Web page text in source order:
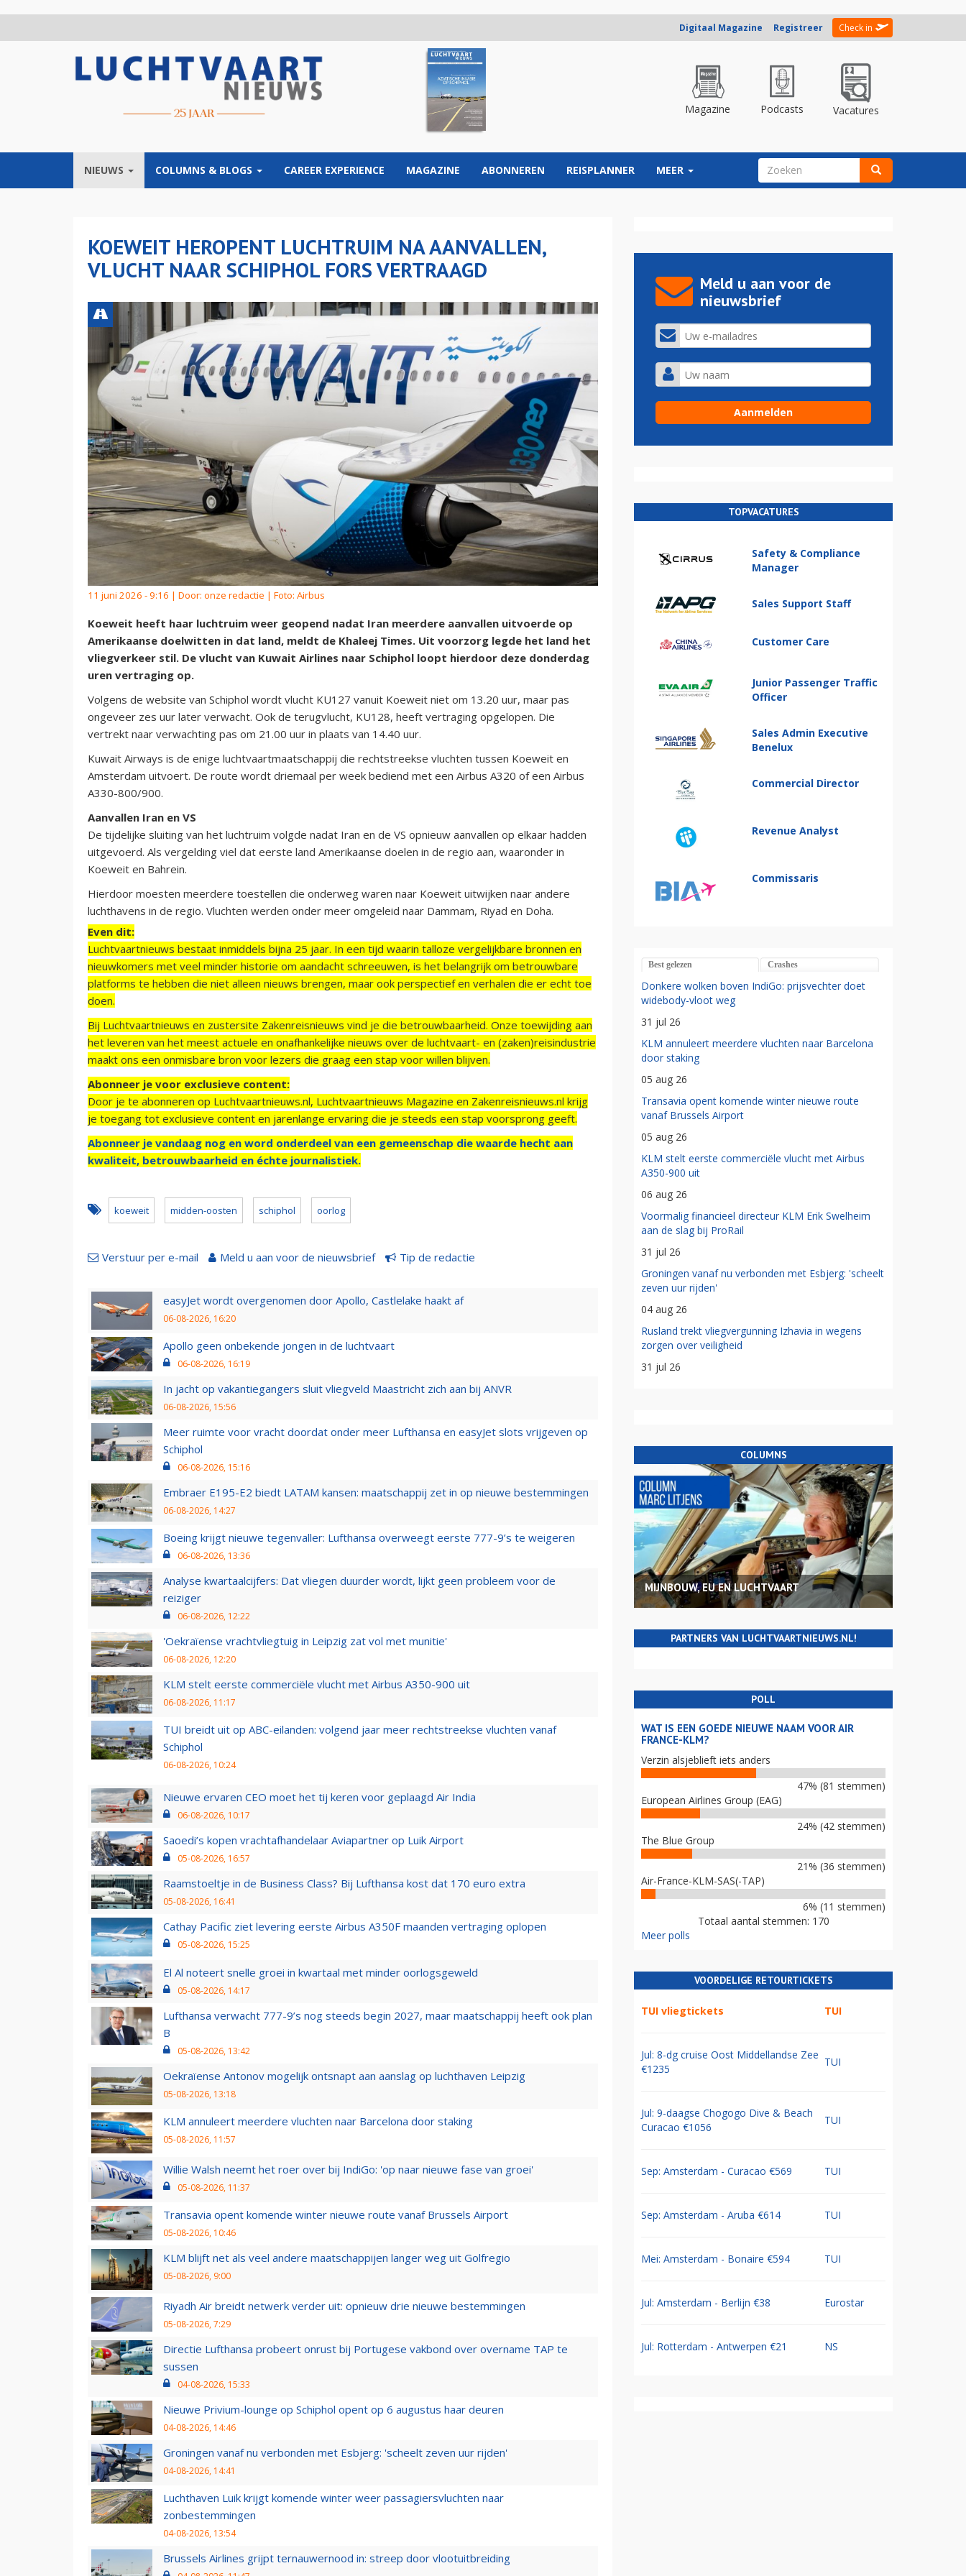
Digitaal Magazine Registreer Check in
Magazine Podcasts Vacatures
NIEUWS COLUMNS & BLOGS CAREER EXPERIENCE MAGAZINE ABONNEREN REISPLANNER MEER ZOEKVELD
KOEWEIT HEROPENT LUCHTRUIM NA AANVALLEN,
VLUCHT NAAR SCHIPHOL FORS VERTRAAGD
11 juni 2026 - 9:16 | Door: onze redactie | Foto: Airbus
Koeweit heeft haar luchtruim weer geopend nadat Iran meerdere aanvallen uitvoerde op
Amerikaanse doelwitten in dat land, meldt de Khaleej Times. Uit voorzorg legde het land het
vliegverkeer stil. De vlucht van Kuwait Airlines naar Schiphol loopt hierdoor deze donderdag
uren vertraging op.
Volgens de website van Schiphol wordt vlucht KU127 vanuit Koeweit niet om 13.20 uur, maar pas
ongeveer zes uur later verwacht. Ook de terugvlucht, KU128, heeft vertraging opgelopen. Die
vertrekt naar verwachting pas om 21.00 uur in plaats van 14.40 uur.
Kuwait Airways is de enige luchtvaartmaatschappij die rechtstreekse vluchten tussen Koeweit en
Amsterdam uitvoert. De route wordt driemaal per week bediend met een Airbus A320 of een Airbus
A330-800/900.
Aanvallen Iran en VS
De tijdelijke sluiting van het luchtruim volgde nadat Iran en de VS opnieuw aanvallen op elkaar hadden
uitgevoerd. Als vergelding viel dat eerste land Amerikaanse doelen in de regio aan, waaronder in
Koeweit en Bahrein.
Hierdoor moesten meerdere toestellen die onderweg waren naar Koeweit uitwijken naar andere
luchthavens in de regio. Vluchten werden onder meer omgeleid naar Dammam, Riyad en Doha.
Even dit:
Luchtvaartnieuws bestaat inmiddels bijna 25 jaar. In een tijd waarin talloze vergelijkbare bronnen en
nieuwkomers met veel minder historie om aandacht schreeuwen, is het belangrijk om betrouwbare
platforms te hebben die niet alleen nieuws brengen, maar ook perspectief en verhalen die er echt toe
doen.
Bij Luchtvaartnieuws en zustersite Zakenreisnieuws vind je die betrouwbaarheid. Onze toewijding aan
het leveren van het meest actuele en onafhankelijke nieuws over de luchtvaart- en (zaken)reisindustrie
maakt ons een onmisbare bron voor lezers die graag een stap voor willen blijven.
Abonneer je voor exclusieve content:
Door je te abonneren op Luchtvaartnieuws.nl, Luchtvaartnieuws Magazine en Zakenreisnieuws.nl krijg
je toegang tot exclusieve content en jarenlange ervaring die je steeds een stap voorsprong geeft.
Abonneer je vandaag nog en word onderdeel van een gemeenschap die waarde hecht aan
kwaliteit, betrouwbaarheid en échte journalistiek.
koeweit midden-oosten schiphol oorlog
Verstuur per e-mail Meld u aan voor de nieuwsbrief Tip de redactie
easyJet wordt overgenomen door Apollo, Castlelake haakt af
06-08-2026, 16:20
Apollo geen onbekende jongen in de luchtvaart
06-08-2026, 16:19
In jacht op vakantiegangers sluit vliegveld Maastricht zich aan bij ANVR
06-08-2026, 15:56
Meer ruimte voor vracht doordat onder meer Lufthansa en easyJet slots vrijgeven op
Schiphol
06-08-2026, 15:16
Embraer E195-E2 biedt LATAM kansen: maatschappij zet in op nieuwe bestemmingen
06-08-2026, 14:27
Boeing krijgt nieuwe tegenvaller: Lufthansa overweegt eerste 777-9’s te weigeren
06-08-2026, 13:36
Analyse kwartaalcijfers: Dat vliegen duurder wordt, lijkt geen probleem voor de
reiziger
06-08-2026, 12:22
'Oekraïense vrachtvliegtuig in Leipzig zat vol met munitie'
06-08-2026, 12:20
KLM stelt eerste commerciële vlucht met Airbus A350-900 uit
06-08-2026, 11:17
TUI breidt uit op ABC-eilanden: volgend jaar meer rechtstreekse vluchten vanaf
Schiphol
06-08-2026, 10:24
Nieuwe ervaren CEO moet het tij keren voor geplaagd Air India
06-08-2026, 10:17
Saoedi’s kopen vrachtafhandelaar Aviapartner op Luik Airport
05-08-2026, 16:57
Raamstoeltje in de Business Class? Bij Lufthansa kost dat 170 euro extra
05-08-2026, 16:41
Cathay Pacific ziet levering eerste Airbus A350F maanden vertraging oplopen
05-08-2026, 15:25
El Al noteert snelle groei in kwartaal met minder oorlogsgeweld
05-08-2026, 14:17
Lufthansa verwacht 777-9’s nog steeds begin 2027, maar maatschappij heeft ook plan
B
05-08-2026, 13:42
Oekraïense Antonov mogelijk ontsnapt aan aanslag op luchthaven Leipzig
05-08-2026, 13:18
KLM annuleert meerdere vluchten naar Barcelona door staking
05-08-2026, 11:57
Willie Walsh neemt het roer over bij IndiGo: 'op naar nieuwe fase van groei'
05-08-2026, 11:37
Transavia opent komende winter nieuwe route vanaf Brussels Airport
05-08-2026, 10:46
KLM blijft net als veel andere maatschappijen langer weg uit Golfregio
05-08-2026, 9:00
Riyadh Air breidt netwerk verder uit: opnieuw drie nieuwe bestemmingen
05-08-2026, 7:29
Directie Lufthansa probeert onrust bij Portugese vakbond over overname TAP te
sussen
04-08-2026, 15:33
Nieuwe Privium-lounge op Schiphol opent op 6 augustus haar deuren
04-08-2026, 14:46
Groningen vanaf nu verbonden met Esbjerg: 'scheelt zeven uur rijden'
04-08-2026, 14:41
Luchthaven Luik krijgt komende winter weer passagiersvluchten naar
zonbestemmingen
04-08-2026, 13:54
Brussels Airlines grijpt ternauwernood in: streep door vlootuitbreiding
Meld u aan voor de
nieuwsbrief
TOPVACATURES
Safety & Compliance
Manager
Sales Support Staff
Customer Care
Junior Passenger Traffic
Officer
Sales Admin Executive
Benelux
Commercial Director
Revenue Analyst
Commissaris
Best gelezen Crashes
Donkere wolken boven IndiGo: prijsvechter doet
widebody-vloot weg
31 jul 26
KLM annuleert meerdere vluchten naar Barcelona
door staking
05 aug 26
Transavia opent komende winter nieuwe route
vanaf Brussels Airport
05 aug 26
KLM stelt eerste commerciële vlucht met Airbus
A350-900 uit
06 aug 26
Voormalig financieel directeur KLM Erik Swelheim
aan de slag bij ProRail
31 jul 26
Groningen vanaf nu verbonden met Esbjerg: 'scheelt
zeven uur rijden'
04 aug 26
Rusland trekt vliegvergunning Izhavia in wegens
zorgen over veiligheid
31 jul 26
COLUMNS
MIJNBOUW, EU EN LUCHTVAART
PARTNERS VAN LUCHTVAARTNIEUWS.NL!
POLL
WAT IS EEN GOEDE NIEUWE NAAM VOOR AIR
FRANCE-KLM?
Verzin alsjeblieft iets anders
47% (81 stemmen)
European Airlines Group (EAG)
24% (42 stemmen)
The Blue Group
21% (36 stemmen)
Air-France-KLM-SAS(-TAP)
6% (11 stemmen)
Totaal aantal stemmen: 170
Meer polls
VOORDELIGE RETOURTICKETS
TUI vliegtickets TUI
Jul: 8-dg cruise Oost Middellandse Zee
€1235
TUI
Jul: 9-daagse Chogogo Dive & Beach
Curacao €1056
TUI
Sep: Amsterdam - Curacao €569 TUI
Sep: Amsterdam - Aruba €614 TUI
Mei: Amsterdam - Bonaire €594 TUI
Jul: Amsterdam - Berlijn €38 Eurostar
Jul: Rotterdam - Antwerpen €21 NS